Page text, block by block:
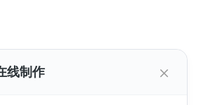
线制作 ×